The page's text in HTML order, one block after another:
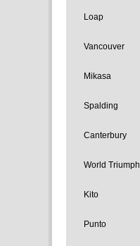
Loap
Vancouver
Mikasa
Spalding
Canterbury
World Triumph
Kito
Punto